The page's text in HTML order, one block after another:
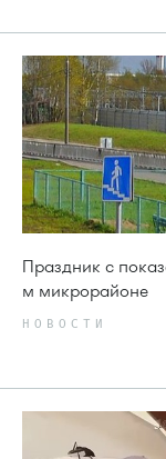
Праздник с
м микрорайоне
НОВОСТИ